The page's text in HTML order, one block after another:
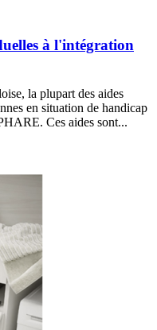
à l'intégration
la plupart des aides
en situation de handicap
Ces aides sont...